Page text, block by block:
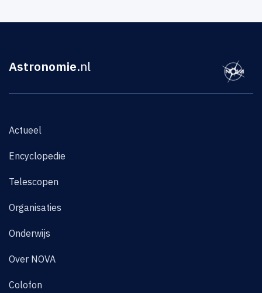
Astronomie.nl
Actueel
Encyclopedie
Telescopen
Organisaties
Onderwijs
Over NOVA
Colofon